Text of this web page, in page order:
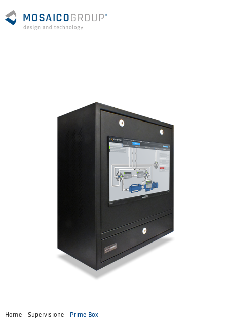
Home- Supervisione - Prime Box